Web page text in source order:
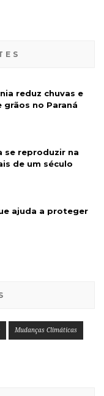
reduz chuvas e
no Paraná
se reproduzir na
de um século
ajuda a proteger
Mudanças Climáticas